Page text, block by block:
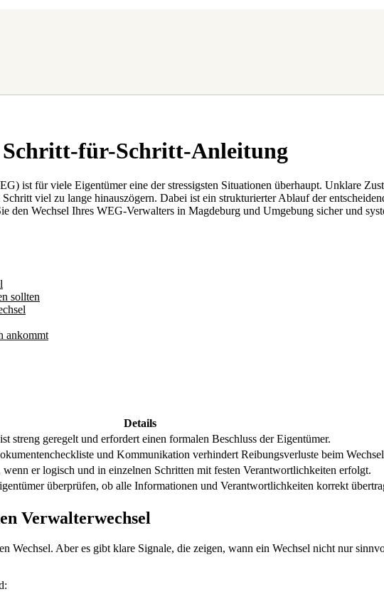
Schritt-für-Schritt-Anleitung
ist für viele Eigentümer eine der stressigsten Situationen überhaupt. Unklare
viel zu lange hinauszögern. Dabei ist ein strukturierter Ablauf der
Wechsel Ihres WEG-Verwalters in Magdeburg und Umgebung sicher und
sollten
ankommt
Details
streng geregelt und erfordert einen formalen Beschluss der Eigentümer.
und Kommunikation verhindert Reibungsverluste beim
er logisch und in einzelnen Schritten mit festen Verantwortlichkeiten erfolgt.
überprüfen, ob alle Informationen und Verantwortlichkeiten korrekt
Verwalterwechsel
Wechsel. Aber es gibt klare Signale, die zeigen, wann ein Wechsel nicht nur